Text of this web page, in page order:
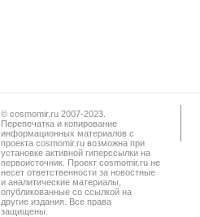
© cosmomir.ru 2007-2023.
Перепечатка и копирование
информационных материалов с
проекта cosmomir.ru возможна при
установке активной гиперссылки на
первоисточник. Проект cosmomir.ru не
несет ответственности за новостные
и аналитические материалы,
опубликованные со ссылкой на
другие издания. Все права
защищены.